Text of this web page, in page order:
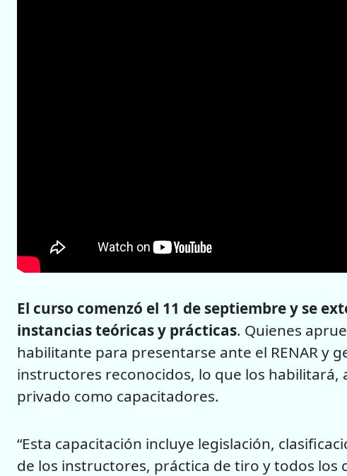
El curso comenzó el 11 de septiembre y se
instancias teóricas y prácticas. Quienes
habilitante para presentarse ante el RENAR y
instructores reconocidos, lo que los
privado como capacitadores.
“Esta capacitación incluye legislación,
de los instructores, práctica de tiro y todos los